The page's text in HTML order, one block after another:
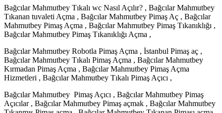
Bağcılar Mahmutbey Tıkalı wc Nasıl Açılır? , Bağcılar Mahmutbey
Tıkanan tuvaleti Açma , Bağcılar Mahmutbey Pimaş Aç , Bağcılar
Mahmutbey Pimaş Açma , Bağcılar Mahmutbey Pimaş Tıkanıklığı ,
Bağcılar Mahmutbey Pimaş Tıkanıklığı Açma ,
Bağcılar Mahmutbey Robotla Pimaş Açma , İstanbul Pimaş aç ,
Bağcılar Mahmutbey Tıkalı Pimaş Açma , Bağcılar Mahmutbey
Kırmadan Pimaş Açma , Bağcılar Mahmutbey Pimaş Açma
Hizmetleri , Bağcılar Mahmutbey Tıkalı Pimaş Açıcı ,
Bağcılar Mahmutbey Pimaş Açıcı , Bağcılar Mahmutbey Pimaş
Açıcılar , Bağcılar Mahmutbey Pimaş açmak , Bağcılar Mahmutbey